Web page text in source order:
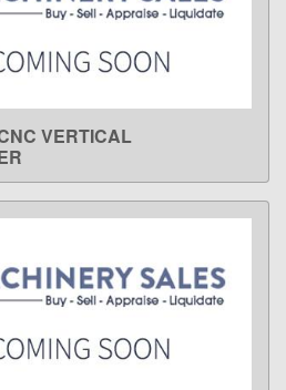
MORE
VERTICAL